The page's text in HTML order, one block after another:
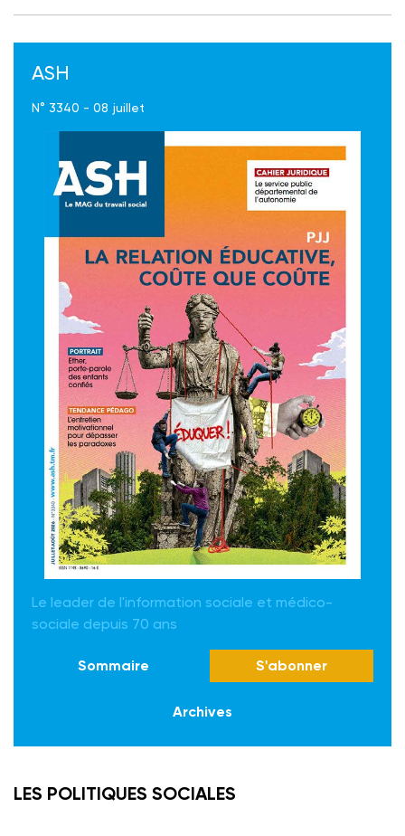
ASH
N° 3340 - 08 juillet
Le leader de l'information sociale et médico-
sociale depuis 70 ans
Sommaire S'abonner
Archives
LES POLITIQUES SOCIALES